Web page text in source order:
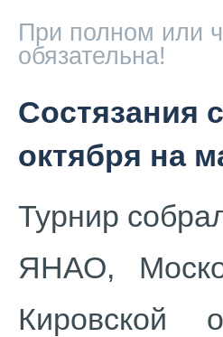
При полном или
обязательна!
Состязания
октября на
Турнир
ЯНАО,
Кировской